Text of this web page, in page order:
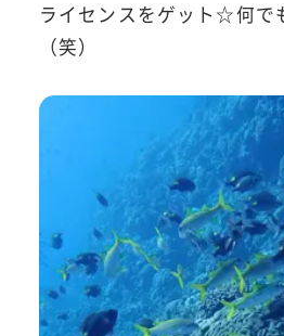
ライセンスをゲット☆何で
（笑）